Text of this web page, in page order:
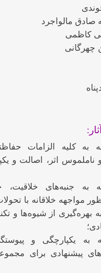
مالواجرد
کاظمی
به کلیه الزامات
اثر، اصالت و
به جنبه‌های خلاقیت،
مواجهه خلاقانه با
بهره‌گیری از شیوه‌ها و
به یکپارچگی و
پیشنهادی برای